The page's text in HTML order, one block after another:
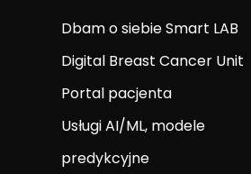
Dbam o siebie Smart LAB
Digital Breast Cancer Unit
Portal pacjenta
Usługi AI/ML, modele
predykcyjne